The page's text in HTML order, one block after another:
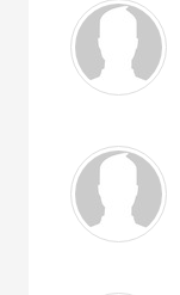
Prologuista
Traductor